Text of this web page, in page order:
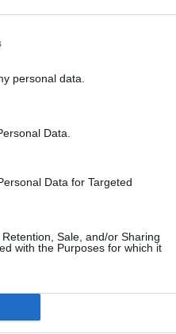
personal data.
Data.
Data for Targeted
Sale, and/or Sharing
with the Purposes for which it
Monde”, „Der Spiegel”
jeszcze prostszy zarzut:
użycia amerykańskich sił
amerykańską opinię
NATO
spełnić oczekiwań Trumpa i
wyczerpie. Iranowi środki